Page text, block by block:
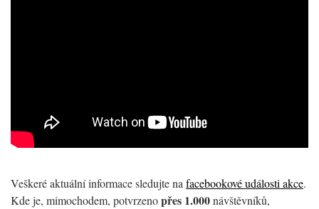
Veškeré aktuální informace sledujte na facebookové události akce.
Kde je, mimochodem, potvrzenopřes 1.000návštěvníků,